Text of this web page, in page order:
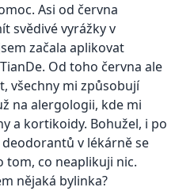
Asi od června
svědivé vyrážky v
začala aplikovat
Od toho června ale
všechny mi způsobují
na alergologii, kde mi
a kortikoidy. Bohužel, i po
v lékárně se
tom, co neaplikuji nic.
nějaká bylinka?